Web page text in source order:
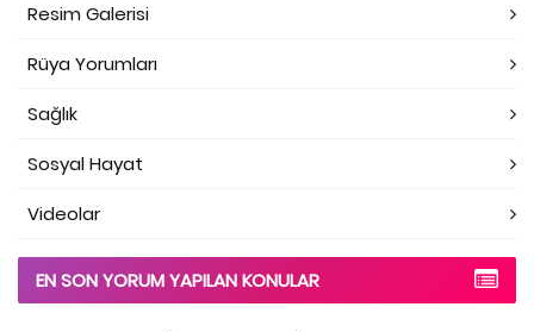
Resim Galerisi
Rüya Yorumları
Sağlık
Sosyal Hayat
Videolar
EN SON YORUM YAPILAN KONULAR